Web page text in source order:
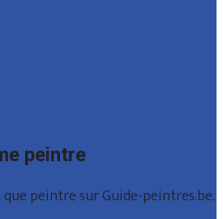
peintre
peintre sur Guide-peintres.be.